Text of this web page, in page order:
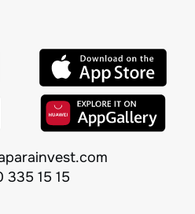
335 15 15